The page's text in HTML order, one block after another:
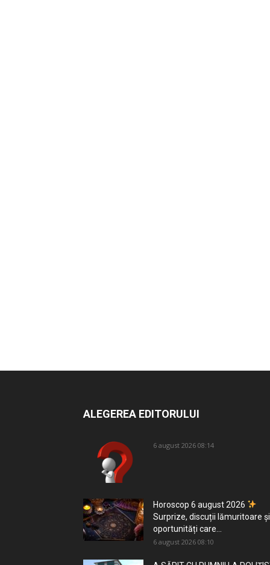
ALEGEREA EDITORULUI
6 august 2026 08:14
Horoscop 6 august 2026
Surprize, discuții lămuritoare și
oportunități care...
6 august 2026 08:10